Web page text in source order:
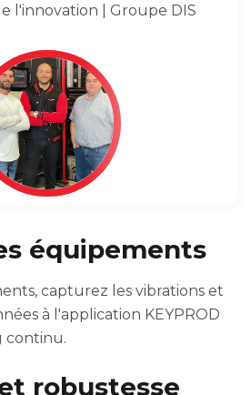
l'innovation | Groupe DIS
équipements
capturez les vibrations et
à l'application KEYPROD
continu.
robustesse